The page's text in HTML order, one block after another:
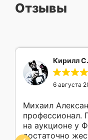
Отзывы
Кирилл С.
6 августа
Михаил
профессионал.
на аукционе у
достаточно